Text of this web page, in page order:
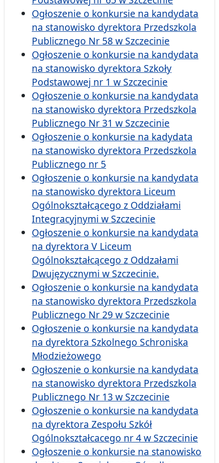
Ogłoszenie o konkursie na kandydata
na stanowisko dyrektora Przedszkola
Publicznego Nr 58 w Szczecinie
Ogłoszenie o konkursie na kandydata
na stanowisko dyrektora Szkoły
Podstawowej nr 1 w Szczecinie
Ogłoszenie o konkursie na kandydata
na stanowisko dyrektora Przedszkola
Publicznego Nr 31 w Szczecinie
Ogłoszenie o konkursie na kadydata
na stanowisko dyrektora Przedszkola
Publicznego nr 5
Ogłoszenie o konkursie na kandydata
na stanowisko dyrektora Liceum
Ogólnokształcącego z Oddziałami
Integracyjnymi w Szczecinie
Ogłoszenie o konkursie na kandydata
na dyrektora V Liceum
Ogólnokształcącego z Oddzałami
Dwujęzycznymi w Szczecinie.
Ogłoszenie o konkursie na kandydata
na stanowisko dyrektora Przedszkola
Publicznego Nr 29 w Szczecinie
Ogłoszenie o konkursie na kandydata
na dyrektora Szkolnego Schroniska
Młodzieżowego
Ogłoszenie o konkursie na kandydata
na stanowisko dyrektora Przedszkola
Publicznego Nr 13 w Szczecinie
Ogłoszenie o konkursie na kandydata
na dyrektora Zespołu Szkół
Ogólnokształcacego nr 4 w Szczecinie
Ogłoszenie o konkursie na stanowisko